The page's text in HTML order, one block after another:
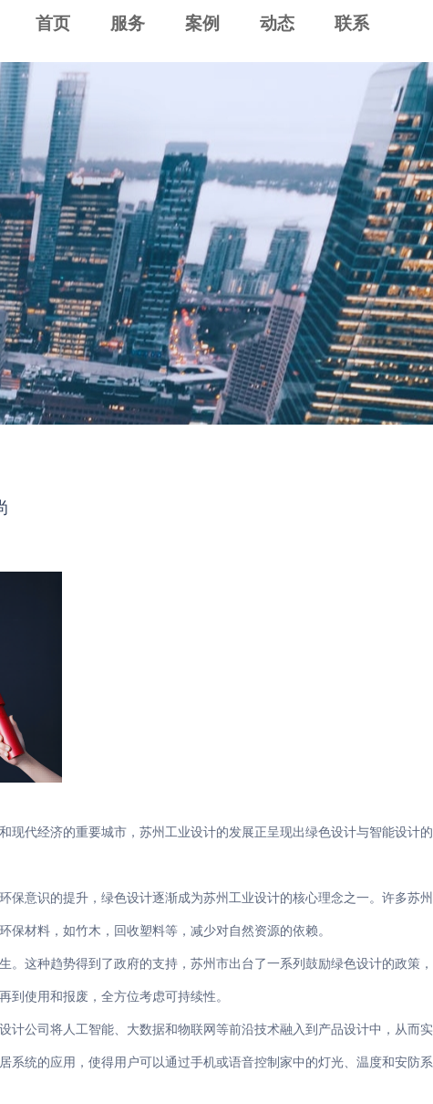
服务热线
189 1353 7782
首页 服务 案例 动态 联系
查看更多
园林工具 智能家电
代经济的重要城市，苏州工业设计的发展正呈现出绿色设计与智能设计的
意识的提升，绿色设计逐渐成为苏州工业设计的核心理念之一。许多苏州
材料，如竹木，回收塑料等，减少对自然资源的依赖。
这种趋势得到了政府的支持，苏州市出台了一系列鼓励绿色设计的政策，
使用和报废，全方位考虑可持续性。
公司将人工智能、大数据和物联网等前沿技术融入到产品设计中，从而实
统的应用，使得用户可以通过手机或语音控制家中的灯光、温度和安防系